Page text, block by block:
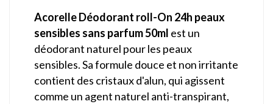
Acorelle Déodorant roll-On 24h peaux
sensibles sans parfum 50ml est un
déodorant naturel pour les peaux
sensibles. Sa formule douce et non irritante
contient des cristaux d'alun, qui agissent
comme un agent naturel anti-transpirant,